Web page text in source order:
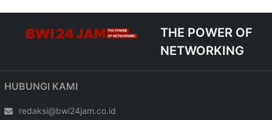
THE POWER OF
NETWORKING
HUBUNGI KAMI
redaksi@bwi24jam.co.id